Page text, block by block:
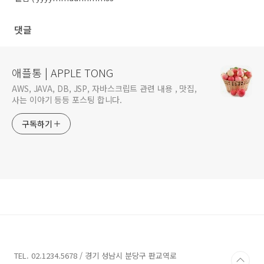
댓글
애플통 | APPLE TONG
AWS, JAVA, DB, JSP, 자바스크립트 관련 내용 , 맛집,
사는 이야기 등등 포스팅 합니다.
구독하기
TEL. 02.1234.5678 / 경기 성남시 분당구 판교역로